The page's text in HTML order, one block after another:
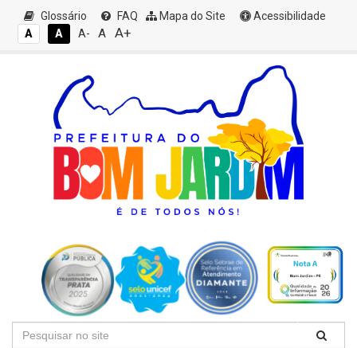
Glossário FAQ Mapa do Site
Acessibilidade
A
A A- A A+